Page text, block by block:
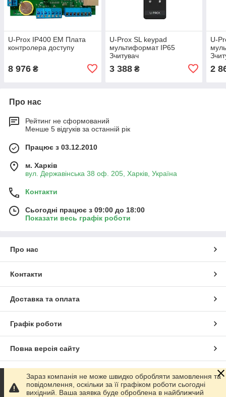
U-Prox IP400 EM Плата
контролера доступу
8 976 ₴
U-Prox SL keypad
мультиформат IP65
Зчитувач
3 388₴
U-
2
Про нас
Рейтинг не сформований
Менше 5 відгуків за останній рік
Працює з 03.12.2010
м. Харків
вул. Державінська 38 оф. 205, Харків, Україна
Контакти
Сьогодні працює з 09:00 до 18:00
Показати весь графік роботи
Про нас
Контакти
Доставка та оплата
Графік роботи
Повна версія сайту
Сайт створено на маркетплейсі Prom.ua
Зараз компанія не може швидко обробляти замовлення та
повідомлення, оскільки за її графіком роботи сьогодні
вихідний. Ваша заявка буде оброблена в найближчий